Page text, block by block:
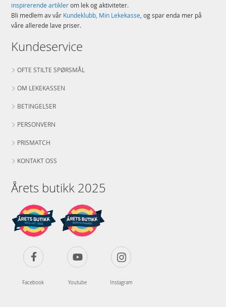
inspirerende artiklerom lek og aktiviteter.
Bli medlem av vår Kundeklubb, Min Lekekasse, og spar enda mer på
våre allerede lave priser.
Kundeservice
OFTE STILTE SPØRSMÅL
OM LEKEKASSEN
BETINGELSER
PERSONVERN
PRISMATCH
KONTAKT OSS
Årets butikk 2025
Facebook Youtube Instagram